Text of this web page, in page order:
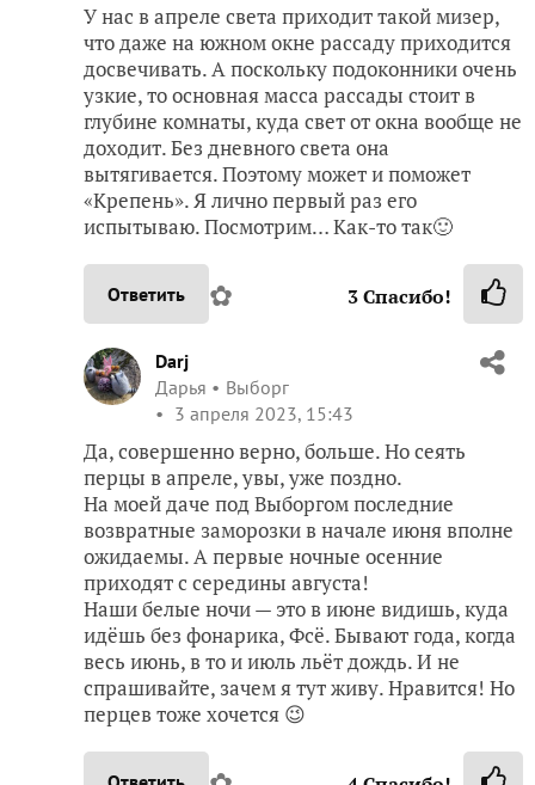
У нас в апреле света приходит такой мизер,
что даже на южном окне рассаду приходится
досвечивать. А поскольку подоконники очень
узкие, то основная масса рассады стоит в
глубине комнаты, куда свет от окна вообще не
доходит. Без дневного света она
вытягивается. Поэтому может и поможет
«Крепень». Я лично первый раз его
испытываю. Посмотрим… Как-то так🙂
Ответить ✿ 3Спасибо!
Darj
Дарья
Выборг
3 апреля 2023, 15:43
Да, совершенно верно, больше. Но сеять
перцы в апреле, увы, уже поздно.
На моей даче под Выборгом последние
возвратные заморозки в начале июня вполне
ожидаемы. А первые ночные осенние
приходят с середины августа!
Наши белые ночи — это в июне видишь, куда
идёшь без фонарика, Фсё. Бывают года, когда
весь июнь, в то и июль льёт дождь. И не
спрашивайте, зачем я тут живу. Нравится! Но
перцев тоже хочется 😉